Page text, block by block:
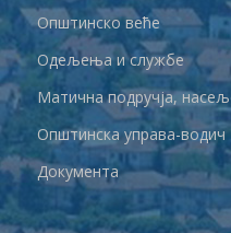
Општинско веће
Одељења и службе
Матична подручја,
Општинска управа-водич
Документа